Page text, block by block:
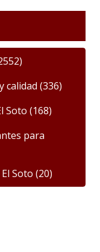
calidad (336)
Soto (168)
para
Soto (20)